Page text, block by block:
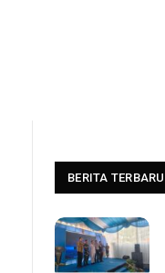
BERITA TERBARU